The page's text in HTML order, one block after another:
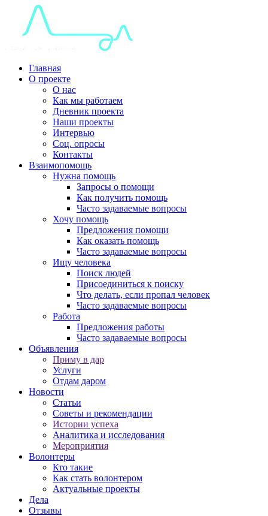
Главная
О проекте
О нас
Как мы работаем
Дневник проекта
Наши проекты
Интервью
Соц. опросы
Контакты
Взаимопомощь
Нужна помощь
Запросы о помощи
Как получить помощь
Часто задаваемые вопросы
Хочу помощь
Предложения помощи
Как оказать помощь
Часто задаваемые вопросы
Ищу человека
Поиск людей
Присоединиться к поиску
Что делать, если пропал человек
Часто задаваемые вопросы
Работа
Предложения работы
Часто задаваемые вопросы
Объявления
Приму в дар
Услуги
Отдам даром
Новости
Статьи
Советы и рекомендации
Истории успеха
Аналитика и исследования
Мероприятия
Волонтеры
Кто такие
Как стать волонтером
Актуальные проекты
Дела
Отзывы